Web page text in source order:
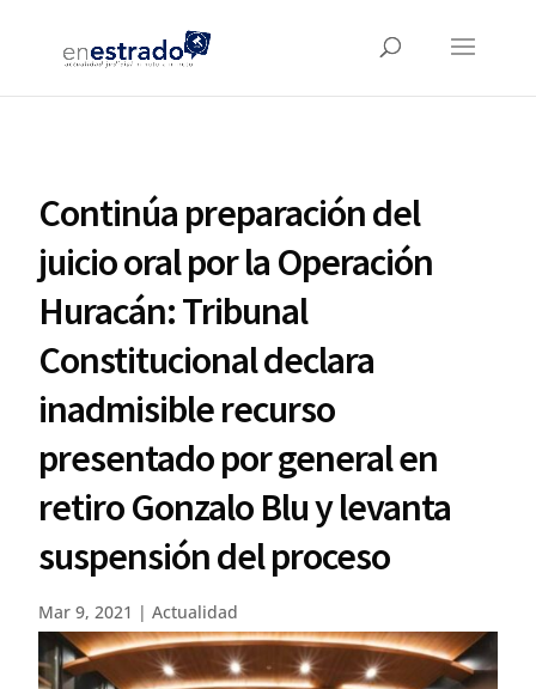
Continúa preparación del
juicio oral por la Operación
Huracán: Tribunal
Constitucional declara
inadmisible recurso
presentado por general en
retiro Gonzalo Blu y levanta
suspensión del proceso
Mar 9, 2021 |Actualidad